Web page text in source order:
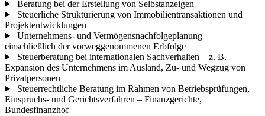
Beratung bei der Erstellung von Selbstanzeigen
Steuerliche Strukturierung von Immobilientransaktionen und
Projektentwicklungen
Unternehmens- und Vermögensnachfolgeplanung –
einschließlich der vorweggenommenen Erbfolge
Steuerberatung bei internationalen Sachverhalten – z. B.
Expansion des Unternehmens im Ausland, Zu- und Wegzug von
Privatpersonen
Steuerrechtliche Beratung im Rahmen von Betriebsprüfungen,
Einspruchs- und Gerichtsverfahren – Finanzgerichte,
Bundesfinanzhof